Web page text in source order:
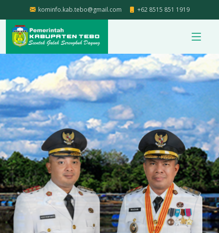
kominfo.kab.tebo@gmail.com +62 8515 851 1919